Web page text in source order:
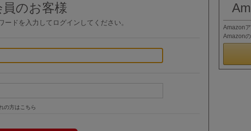
員のお客様
ードを入力してログインしてください。
の方はこちら
Amazon
Amazon